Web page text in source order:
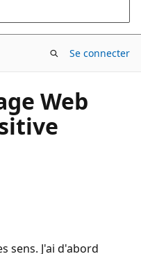
Se connecter
Web
sens. J'ai d'abord